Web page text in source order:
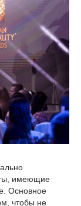
имеющие
Основное
чтобы не